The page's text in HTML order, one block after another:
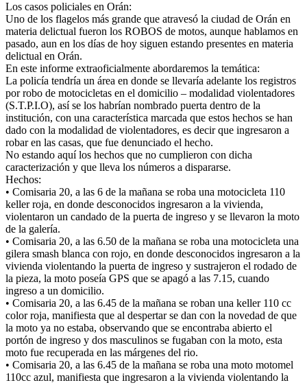
Los casos policiales en Orán:
Uno de los flagelos más grande que atravesó la ciudad de Orán en
materia delictual fueron los ROBOS de motos, aunque hablamos en
pasado, aun en los días de hoy siguen estando presentes en materia
delictual en Orán.
En este informe extraoficialmente abordaremos la temática:
La policía tendría un área en donde se llevaría adelante los registros
por robo de motocicletas en el domicilio – modalidad violentadores
(S.T.P.I.O), así se los habrían nombrado puerta dentro de la
institución, con una característica marcada que estos hechos se han
dado con la modalidad de violentadores, es decir que ingresaron a
robar en las casas, que fue denunciado el hecho.
No estando aquí los hechos que no cumplieron con dicha
caracterización y que lleva los números a dispararse.
Hechos:
• Comisaria 20, a las 6 de la mañana se roba una motocicleta 110
keller roja, en donde desconocidos ingresaron a la vivienda,
violentaron un candado de la puerta de ingreso y se llevaron la moto
de la galería.
• Comisaria 20, a las 6.50 de la mañana se roba una motocicleta una
gilera smash blanca con rojo, en donde desconocidos ingresaron a la
vivienda violentando la puerta de ingreso y sustrajeron el rodado de
la pieza, la moto poseía GPS que se apagó a las 7.15, cuando
ingreso a un domicilio.
• Comisaria 20, a las 6.45 de la mañana se roban una keller 110 cc
color roja, manifiesta que al despertar se dan con la novedad de que
la moto ya no estaba, observando que se encontraba abierto el
portón de ingreso y dos masculinos se fugaban con la moto, esta
moto fue recuperada en las márgenes del rio.
• Comisaria 20, a las 6.45 de la mañana se roba una moto motomel
110cc azul, manifiesta que ingresaron a la vivienda violentando la